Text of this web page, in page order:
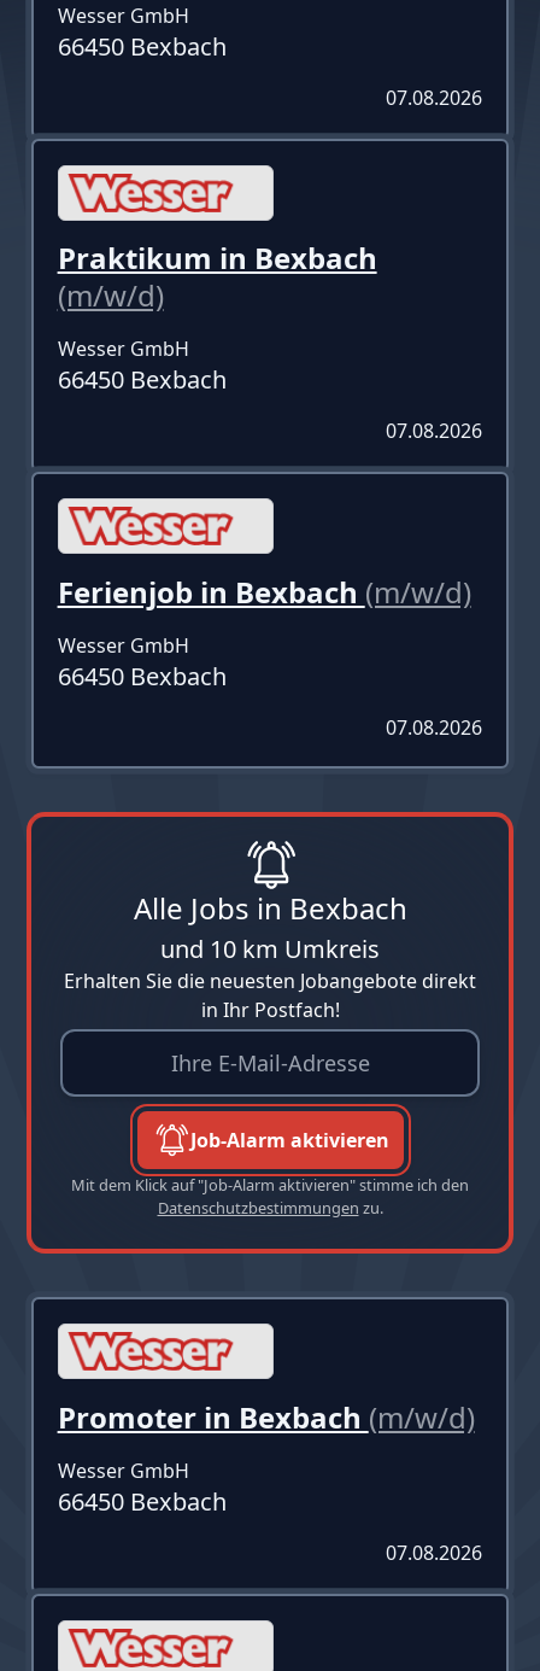
Wesser GmbH
66450 Bexbach
07.08.2026
Praktikum in Bexbach
(m/w/d)
Wesser GmbH
66450 Bexbach
07.08.2026
Ferienjob in Bexbach (m/w/d)
Wesser GmbH
66450 Bexbach
07.08.2026
Alle Jobs in Bexbach
und 10 km Umkreis
Erhalten Sie die neuesten Jobangebote direkt
in Ihr Postfach!
Job-Alarm aktivieren
Mit dem Klick auf "Job-Alarm aktivieren" stimme ich den
Datenschutzbestimmungen zu.
Promoter in Bexbach (m/w/d)
Wesser GmbH
66450 Bexbach
07.08.2026